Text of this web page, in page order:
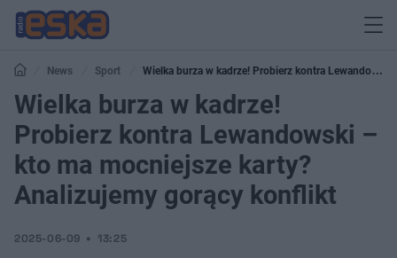
News Sport
Wielka burza w kadrze! Probierz kontra Lewandowski
– kto ma mocniejsze karty? Analizujemy gorący konflikt
Wielka burza w kadrze!
Probierz kontra Lewandowski –
kto ma mocniejsze karty?
Analizujemy gorący konflikt
2025-06-09 13:25